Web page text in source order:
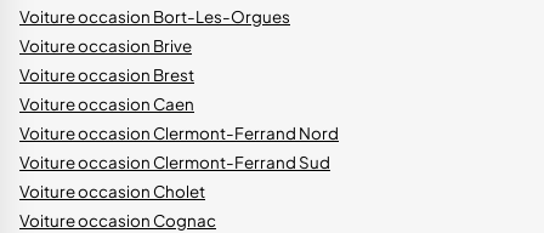
Voiture occasion Bort-Les-Orgues
Voiture occasion Brive
Voiture occasion Brest
Voiture occasion Caen
Voiture occasion Clermont-Ferrand Nord
Voiture occasion Clermont-Ferrand Sud
Voiture occasion Cholet
Voiture occasion Cognac